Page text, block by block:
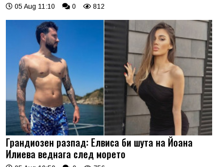
05 Aug 11:10 0 812
Грандиозен разпад: Елвиса би шута на Йоана
Илиева веднага след морето